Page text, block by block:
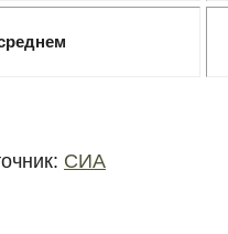
СИА